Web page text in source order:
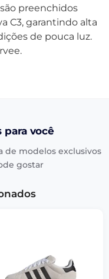
preenchidos
C3, garantindo alta
de pouca luz.
para você
de modelos exclusivos
gostar